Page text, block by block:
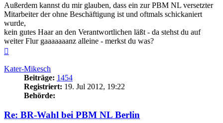
Außerdem kannst du mir glauben, dass ein zur PBM NL versetzter
Mitarbeiter der ohne Beschäftigung ist und oftmals schickaniert
wurde,
kein gutes Haar an den Verantwortlichen läßt - da stehst du auf
weiter Flur gaaaaaaanz alleine - merkst du was?
Kater-Mikesch
Beiträge: 1454
Registriert: 19. Jul 2012, 19:22
Behörde:
Re: BR-Wahl bei PBM NL Berlin